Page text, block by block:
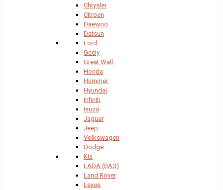
Chrysler
Citroen
Daewoo
Datsun
Ford
Geely
Great Wall
Honda
Hummer
Hyundai
Infiniti
Isuzu
Jaguar
Jeep
Volkswagen
Dodge
Kia
LADA (ВАЗ)
Land Rover
Lexus